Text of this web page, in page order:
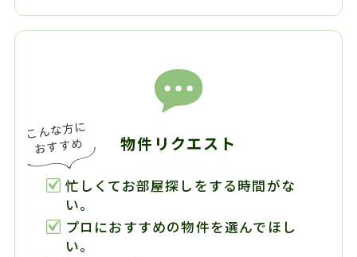
物件リクエスト
忙しくてお部屋探しをする時間がな
い。
プロにおすすめの物件を選んでほし
い。